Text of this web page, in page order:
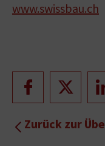
www.swissbau.ch
Zurück zur